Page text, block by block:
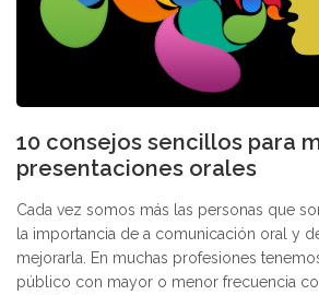
10 consejos sencillos para
presentaciones orales
Cada vez somos más las personas que
la importancia de a comunicación oral y
mejorarla. En muchas profesiones
público con mayor o menor frecuencia